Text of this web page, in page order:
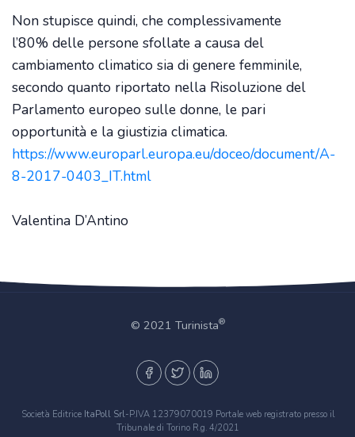
Non stupisce quindi, che complessivamente
l’80% delle persone sfollate a causa del
cambiamento climatico sia di genere femminile,
secondo quanto riportato nella Risoluzione del
Parlamento europeo sulle donne, le pari
opportunità e la giustizia climatica.
https://www.europarl.europa.eu/doceo/document/A-
8-2017-0403_IT.html
Valentina D’Antino
© 2021 Turinista®
Società Editrice ItaPoll Srl-P.IVA 12379070019 Portale web registrato presso il
Tribunale di Torino R.g. 4/2021